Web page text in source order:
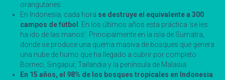
orangutanes.
En Indonesia, cada hora se destruye el equivalente a 300
campos de fútbol
. En los últimos años esta práctica ‘se les
ha ido de las manos’. Principalmente en la isla de Sumatra,
donde se produce una quema masiva de bosques que genera
una nube de humo que ha llegado a cubrir por completo
Borneo, Singapur, Tailandia y la península de Malasia.
En 15 años, el 98% de los bosques tropicales en Indonesia